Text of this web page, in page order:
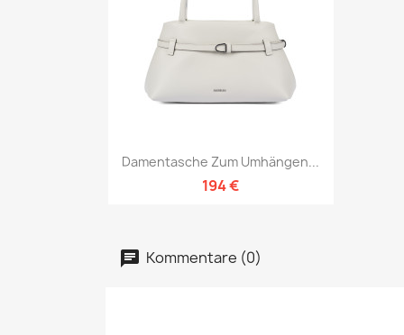
Vorschau
Damentasche Zum Umhängen...
194 €
Kommentare (0)